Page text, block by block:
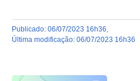
publicado: 06/07/2023 16h36
última modificação: 06/07/2023 16h36